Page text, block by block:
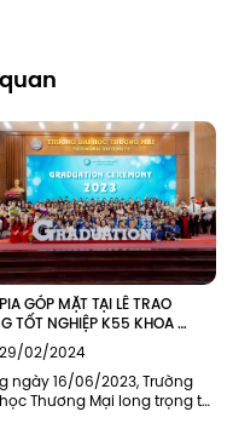
GÓP MẶT TẠI LỄ TRAO
TỐT NGHIỆP K55 KHOA
ANH TRƯỜNG ĐẠI HỌC
MẠI (TMU)
29/02/2024
ngày 16/06/2023, Trường
Thương Mại long trọng tổ